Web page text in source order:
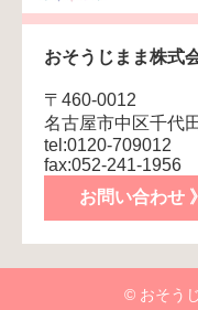
おそうじまま株式
〒460-0012
名古屋市中区千代
tel:0120-709012
fax:052-241-1956
お問い合わせ 》
© おそう